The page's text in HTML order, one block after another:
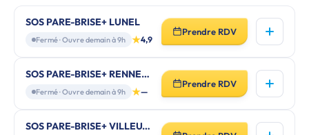
SOS PARE-BRISE+ LUNEL
Fermé · Ouvre demain à 9h ★4,9
Prendre RDV
SOS PARE-BRISE+ RENNES SUD BRUZ
Fermé · Ouvre demain à 9h ★—
Prendre RDV
SOS PARE-BRISE+ VILLEURBANNE